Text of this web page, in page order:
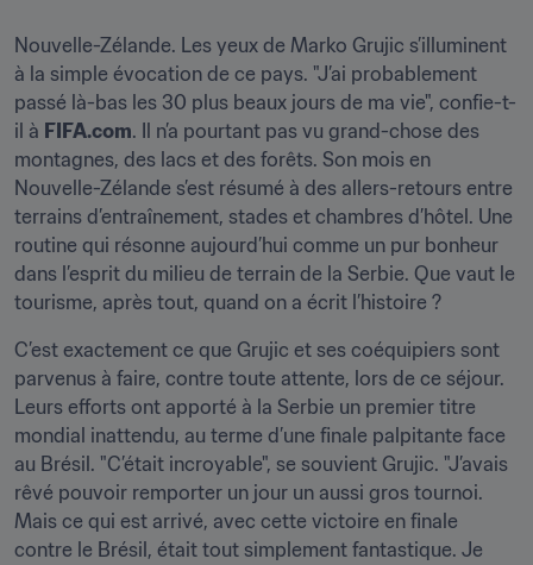
Nouvelle-Zélande. Les yeux de Marko Grujic s’illuminent
à la simple évocation de ce pays. "J’ai probablement
passé là-bas les 30 plus beaux jours de ma vie", confie-t-
il à FIFA.com. Il n’a pourtant pas vu grand-chose des
montagnes, des lacs et des forêts. Son mois en
Nouvelle-Zélande s’est résumé à des allers-retours entre
terrains d’entraînement, stades et chambres d’hôtel. Une
routine qui résonne aujourd’hui comme un pur bonheur
dans l’esprit du milieu de terrain de la Serbie. Que vaut le
tourisme, après tout, quand on a écrit l’histoire ?
C’est exactement ce que Grujic et ses coéquipiers sont
parvenus à faire, contre toute attente, lors de ce séjour.
Leurs efforts ont apporté à la Serbie un premier titre
mondial inattendu, au terme d’une finale palpitante face
au Brésil. "C’était incroyable", se souvient Grujic. "J’avais
rêvé pouvoir remporter un jour un aussi gros tournoi.
Mais ce qui est arrivé, avec cette victoire en finale
contre le Brésil, était tout simplement fantastique. Je